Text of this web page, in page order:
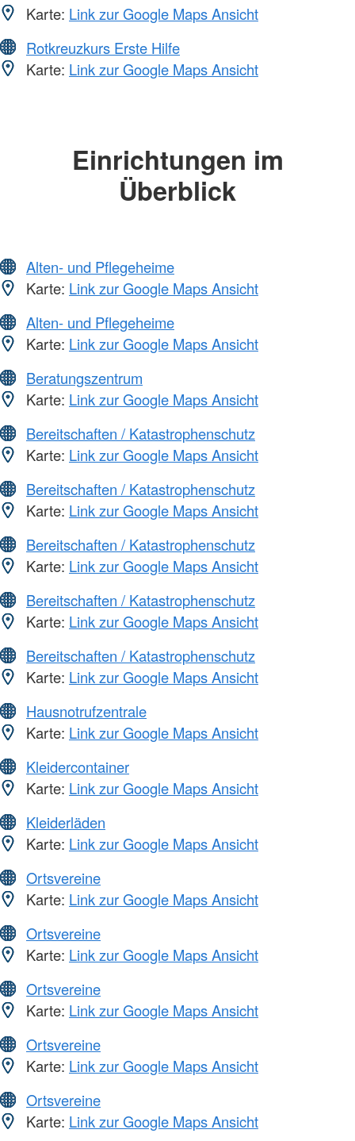
Karte: Link zur Google Maps Ansicht
Rotkreuzkurs Erste Hilfe
Karte: Link zur Google Maps Ansicht
Einrichtungen im
Überblick
Alten- und Pflegeheime
Karte: Link zur Google Maps Ansicht
Alten- und Pflegeheime
Karte: Link zur Google Maps Ansicht
Beratungszentrum
Karte: Link zur Google Maps Ansicht
Bereitschaften / Katastrophenschutz
Karte: Link zur Google Maps Ansicht
Bereitschaften / Katastrophenschutz
Karte: Link zur Google Maps Ansicht
Bereitschaften / Katastrophenschutz
Karte: Link zur Google Maps Ansicht
Bereitschaften / Katastrophenschutz
Karte: Link zur Google Maps Ansicht
Bereitschaften / Katastrophenschutz
Karte: Link zur Google Maps Ansicht
Hausnotrufzentrale
Karte: Link zur Google Maps Ansicht
Kleidercontainer
Karte: Link zur Google Maps Ansicht
Kleiderläden
Karte: Link zur Google Maps Ansicht
Ortsvereine
Karte: Link zur Google Maps Ansicht
Ortsvereine
Karte: Link zur Google Maps Ansicht
Ortsvereine
Karte: Link zur Google Maps Ansicht
Ortsvereine
Karte: Link zur Google Maps Ansicht
Ortsvereine
Karte: Link zur Google Maps Ansicht